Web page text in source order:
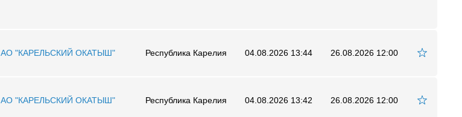
АО "КАРЕЛЬСКИЙ ОКАТЫШ" Республика Карелия 04.08.2026 13:44 26.08.2026 12:00
АО "КАРЕЛЬСКИЙ ОКАТЫШ" Республика Карелия 04.08.2026 13:42 26.08.2026 12:00